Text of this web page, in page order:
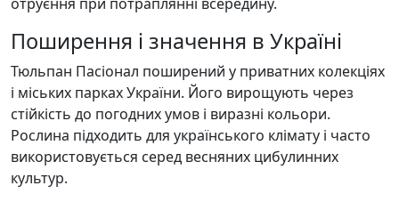
Поширення і значення в Україні
Тюльпан Пасіонал поширений у приватних колекціях
і міських парках України. Його вирощують через
стійкість до погодних умов і виразні кольори.
Рослина підходить для українського клімату і часто
використовується серед весняних цибулинних
культур.